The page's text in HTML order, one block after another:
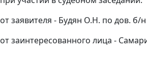
от заявителя - Будян О.Н. по дов. б/
от заинтересованного лица -